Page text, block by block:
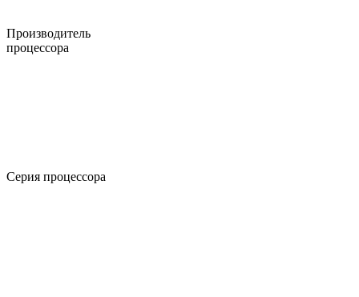
Производитель
процессора
Серия процессора